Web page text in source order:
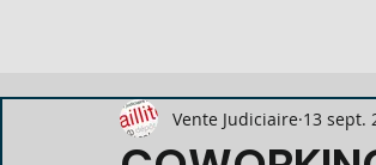
Vente Judiciaire 13 sept.